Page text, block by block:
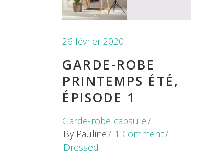
26 février 2020
GARDE-ROBE
PRINTEMPS ÉTÉ,
ÉPISODE 1
Garde-robe capsule
By Pauline
1 Comment
Dressed